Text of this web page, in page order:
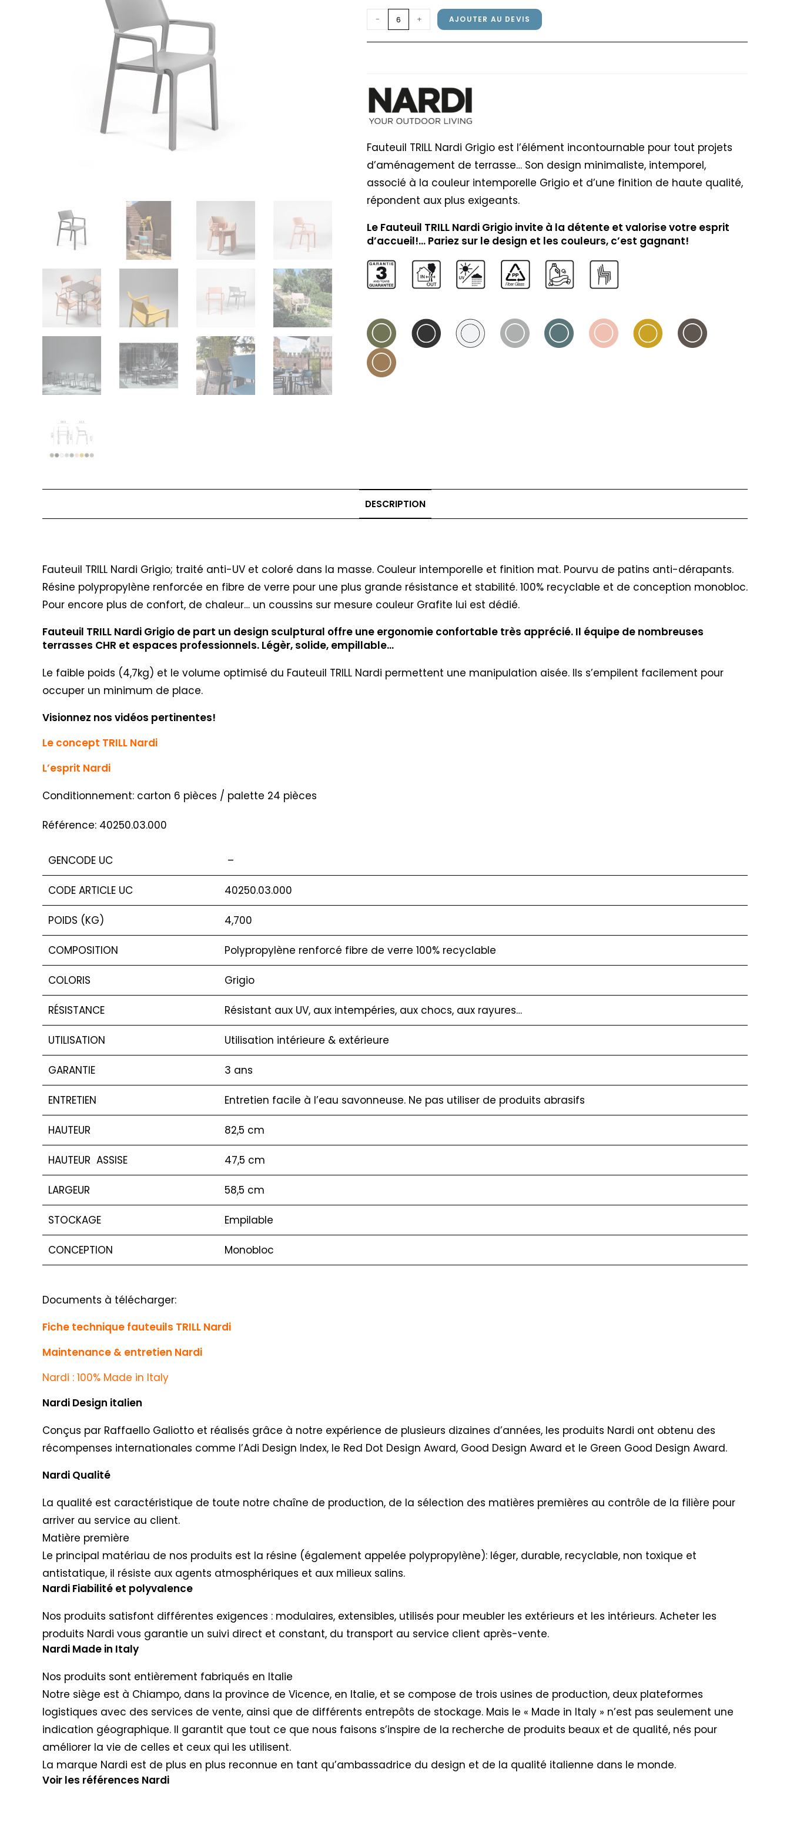
quantité
de
Fauteuil
Grigio
- + AJOUTER AU DEVIS
Fauteuil TRILL Nardi Grigio est l’élément incontournable pour tout projets
d’aménagement de terrasse… Son design minimaliste, intemporel,
associé à la couleur intemporelle Grigio et d’une finition de haute qualité,
répondent aux plus exigeants.
Le Fauteuil TRILL Nardi Grigio invite à la détente et valorise votre esprit
d’accueil!… Pariez sur le design et les couleurs, c’est gagnant!
DESCRIPTION
Fauteuil TRILL Nardi Grigio; traité anti-UV et coloré dans la masse. Couleur intemporelle et finition mat. Pourvu de patins anti-dérapants.
Résine polypropylène renforcée en fibre de verre pour une plus grande résistance et stabilité. 100% recyclable et de conception monobloc.
Pour encore plus de confort, de chaleur… un coussins sur mesure couleur Grafite lui est dédié.
Fauteuil TRILL Nardi Grigio de part un design sculptural offre une ergonomie confortable très apprécié. Il équipe de nombreuses
terrasses CHR et espaces professionnels. Légèr, solide, empillable…
Le faible poids (4,7kg) et le volume optimisé du Fauteuil TRILL Nardi permettent une manipulation aisée. Ils s’empilent facilement pour
occuper un minimum de place.
Visionnez nos vidéos pertinentes!
Le concept TRILL Nardi
L’esprit Nardi
Conditionnement: carton 6 pièces / palette 24 pièces
Référence: 40250.03.000
GENCODE UC –
CODE ARTICLE UC 40250.03.000
POIDS (KG) 4,700
COMPOSITION Polypropylène renforcé fibre de verre 100% recyclable
COLORIS Grigio
RÉSISTANCE Résistant aux UV, aux intempéries, aux chocs, aux rayures…
UTILISATION Utilisation intérieure & extérieure
GARANTIE 3 ans
ENTRETIEN Entretien facile à l’eau savonneuse. Ne pas utiliser de produits abrasifs
HAUTEUR 82,5 cm
HAUTEUR ASSISE 47,5 cm
LARGEUR 58,5 cm
STOCKAGE Empilable
CONCEPTION Monobloc
Documents à télécharger:
Fiche technique fauteuils TRILL Nardi
Maintenance & entretien Nardi
Nardi : 100% Made in Italy
Nardi Design italien
Conçus par Raffaello Galiotto et réalisés grâce à notre expérience de plusieurs dizaines d’années, les produits Nardi ont obtenu des
récompenses internationales comme l’Adi Design Index, le Red Dot Design Award, Good Design Award et le Green Good Design Award.
Nardi Qualité
La qualité est caractéristique de toute notre chaîne de production, de la sélection des matières premières au contrôle de la filière pour
arriver au service au client.
Matière première
Le principal matériau de nos produits est la résine (également appelée polypropylène): léger, durable, recyclable, non toxique et
antistatique, il résiste aux agents atmosphériques et aux milieux salins.
Nardi Fiabilité et polyvalence
Nos produits satisfont différentes exigences : modulaires, extensibles, utilisés pour meubler les extérieurs et les intérieurs. Acheter les
produits Nardi vous garantie un suivi direct et constant, du transport au service client après-vente.
Nardi Made in Italy
Nos produits sont entièrement fabriqués en Italie
Notre siège est à Chiampo, dans la province de Vicence, en Italie, et se compose de trois usines de production, deux plateformes
logistiques avec des services de vente, ainsi que de différents entrepôts de stockage. Mais le « Made in Italy » n’est pas seulement une
indication géographique. Il garantit que tout ce que nous faisons s’inspire de la recherche de produits beaux et de qualité, nés pour
améliorer la vie de celles et ceux qui les utilisent.
La marque Nardi est de plus en plus reconnue en tant qu’ambassadrice du design et de la qualité italienne dans le monde.
Voir les références Nardi